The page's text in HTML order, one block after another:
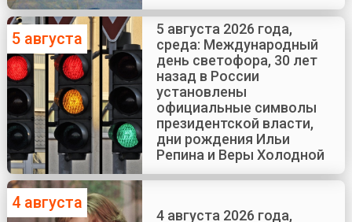
5 августа
5 августа 2026 года,
среда: Международный
день светофора, 30 лет
назад в России
установлены
официальные символы
президентской власти,
дни рождения Ильи
Репина и Веры Холодной
4 августа
4 августа 2026 года,